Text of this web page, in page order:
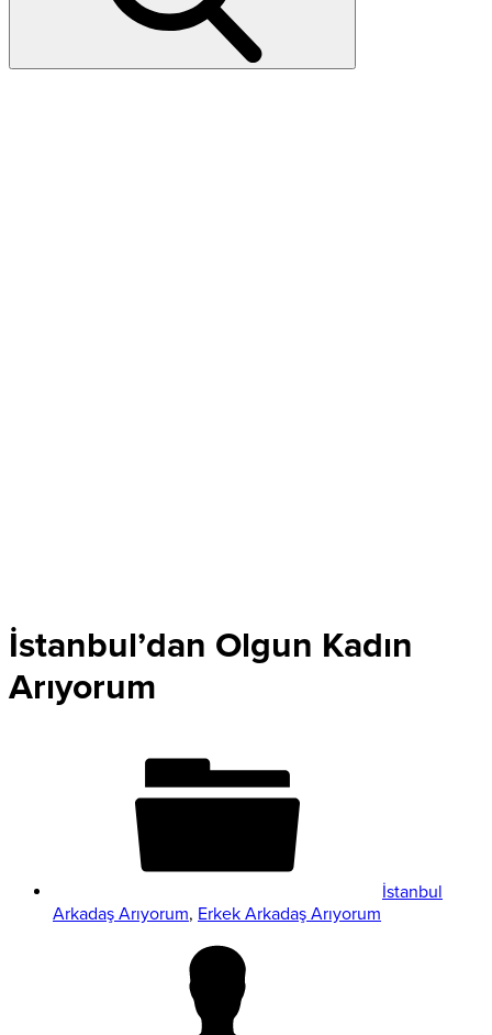
İstanbul’dan Olgun Kadın
Arıyorum
İstanbul
Arkadaş Arıyorum, Erkek Arkadaş Arıyorum